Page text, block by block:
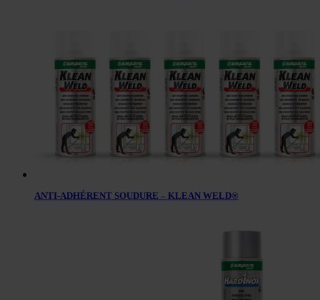
ANTI-ADHÉRENT SOUDURE – KLEAN WELD®